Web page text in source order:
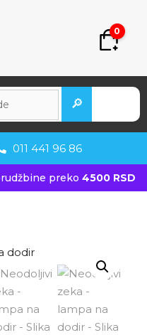
0
🔎
011 441 96 86
preko 4500 RSD